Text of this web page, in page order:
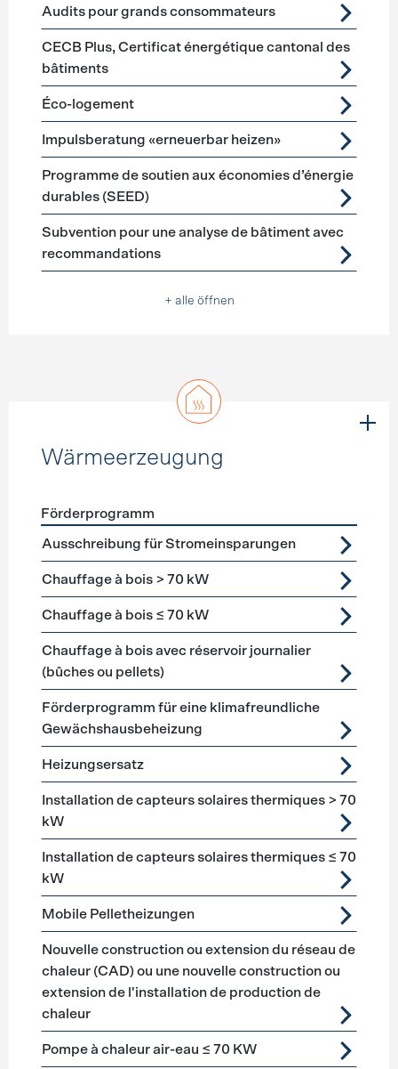
Audits pour grands consommateurs
CECB Plus, Certificat énergétique cantonal des
bâtiments
Éco-logement
Impulsberatung «erneuerbar heizen»
Programme de soutien aux économies d’énergie
durables (SEED)
Subvention pour une analyse de bâtiment avec
recommandations
+ alle öffnen
Wärmeerzeugung
Förderprogramme Wärmeerzeugung
Förderprogramm
Ausschreibung für Stromeinsparungen
Chauffage à bois > 70 kW
Chauffage à bois ≤ 70 kW
Chauffage à bois avec réservoir journalier
(bûches ou pellets)
Förderprogramm für eine klimafreundliche
Gewächshausbeheizung
Heizungsersatz
Installation de capteurs solaires thermiques > 70
kW
Installation de capteurs solaires thermiques ≤ 70
kW
Mobile Pelletheizungen
Nouvelle construction ou extension du réseau de
chaleur (CAD) ou une nouvelle construction ou
extension de l'installation de production de
chaleur
Pompe à chaleur air-eau ≤ 70 KW